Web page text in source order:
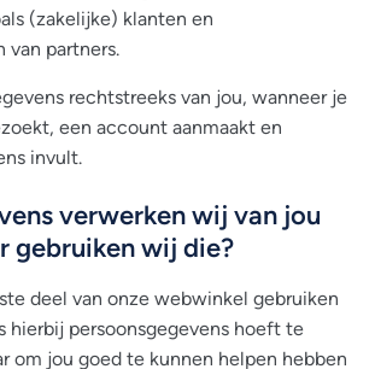
(zakelijke) klanten en
partners.
rechtstreeks van jou, wanneer je
een account aanmaakt en
invult.
verwerken wij van jou
gebruiken wij die?
deel van onze webwinkel gebruiken
hierbij persoonsgegevens hoeft te
om jou goed te kunnen helpen hebben